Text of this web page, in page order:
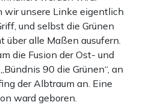
wir unsere Linke eigentlich
und selbst die Grünen
über alle Maßen ausufern.
die Fusion der Ost- und
90 die Grünen“, an
der Albtraum an. Eine
ward geboren.